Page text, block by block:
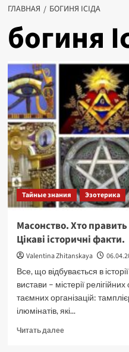
ГЛАВНАЯ БОГИНЯ ІСІДА
богиня
Тайные знания Эзотерика
Масонство. Хто править
Цікаві історичні факти.
Valentina Zhitanskaya
Все, що відбувається в
вистави – містерії
таємних організацій:
ілюмінатів, які...
Читать далееПрочитать